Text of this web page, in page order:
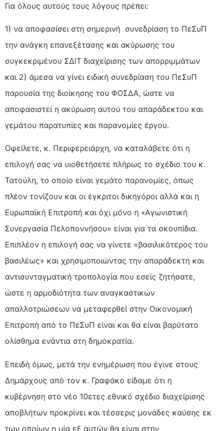
Για όλους αυτούς τους λόγους πρέπει:
1) να αποφασίσει στη σημερινή συνεδρίαση το ΠεΣυΠ
την ανάγκη επανεξέτασης και ακύρωσης του
συγκεκριμένου ΣΔΙΤ διαχείρισης των απορριμμάτων
και 2) άμεσα να γίνει ειδική συνεδρίαση του ΠεΣυΠ
παρουσία της διοίκησης του ΦΟΣΔΑ, ώστε να
αποφασιστεί η ακύρωση αυτού του απαράδεκτου και
γεμάτου παρατυπίες και παρανομίες έργου.
Οφείλετε, κ. Περιφερειάρχη, να καταλάβετε ότι η
επιλογή σας να υιοθετήσετε πλήρως το σχέδιο του κ.
Τατούλη, το οποίο είναι γεμάτο παρανομίες, όπως
πλέον τονίζουν και οι έγκριτοι δικηγόροι αλλά και η
Ευρωπαϊκή Επιτροπή και όχι μόνο η «Αγωνιστική
Συνεργασία Πελοποννήσου» είναι για τα σκουπίδια.
Επιπλέον η επιλογή σας να γίνετε «βασιλικότερος του
βασιλέως» και χρησιμοποιώντας την απαράδεκτη και
αντισυνταγματική τροπολογία που εσείς ζητήσατε,
ώστε η αρμοδιότητα των αναγκαστικών
απαλλοτριώσεων να μεταφερθεί στην Οικονομική
Επιτροπή από το ΠεΣυΠ είναι και θα είναι βαρύτατο
ολίσθημα ενάντια στη δημοκρατία.
Επειδή όμως, μετά την ενημέρωση που έγινε στους
Δημάρχους από τον κ. Γραφάκο είδαμε ότι η
κυβέρνηση στο νέο 10ετες εθνικό σχέδιο διαχείρισης
αποβλήτων προκρίνει και τέσσερις μονάδες καύσης εκ
των οποίων η μία εξ αυτών θα είναι στην